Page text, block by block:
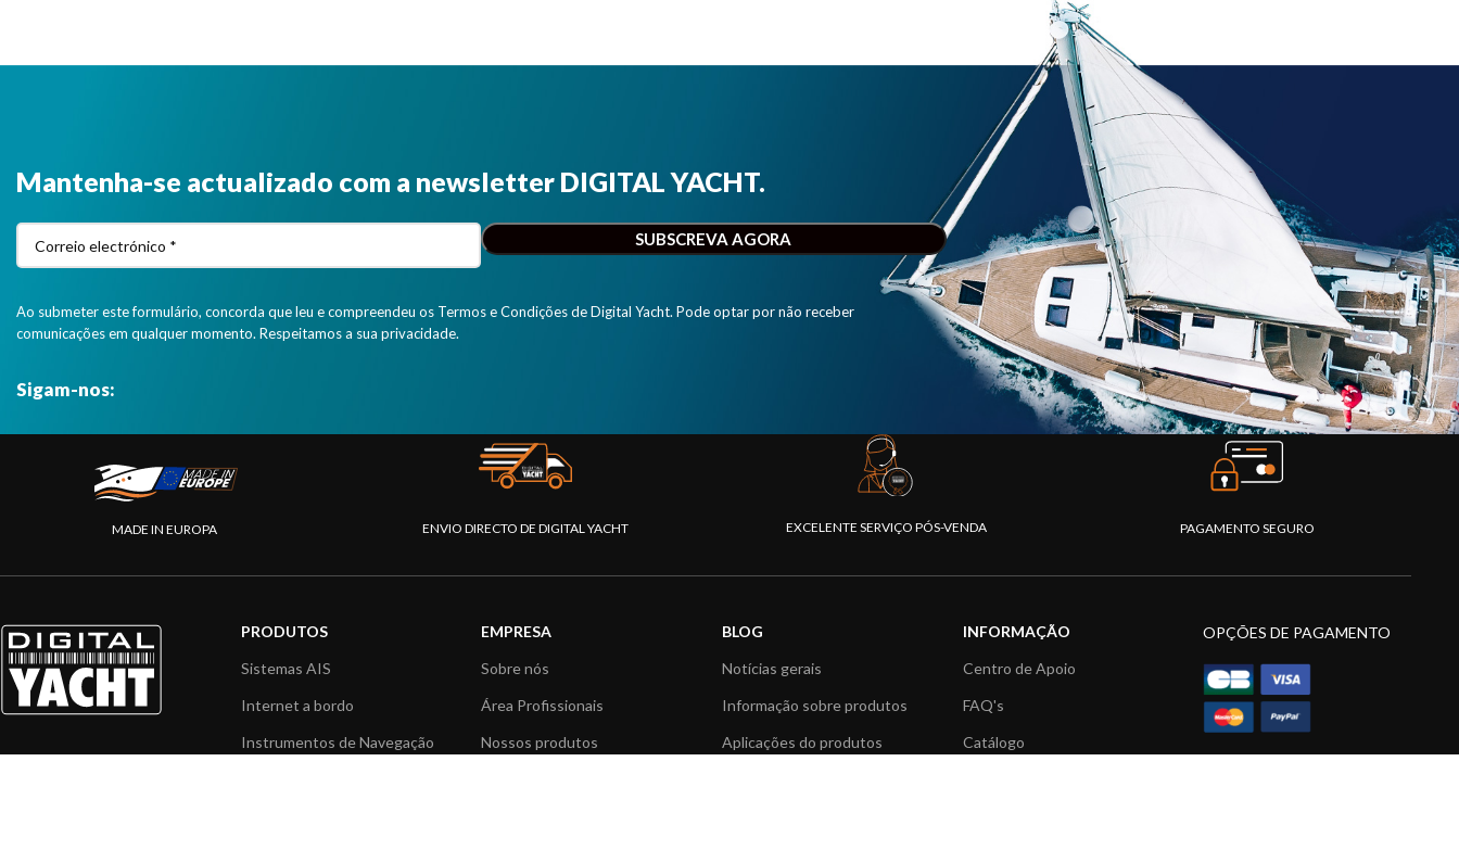
Mantenha-se actualizado com a newsletter DIGITAL YACHT.
Ao submeter este formulário, concorda que leu e compreendeu os Termos e Condições de Digital Yacht. Pode optar por não receber
comunicações em qualquer momento. Respeitamos a sua privacidade.
Sigam-nos:
MADE IN EUROPA ENVIO DIRECTO DE DIGITAL YACHT EXCELENTE SERVIÇO PÓS-VENDA PAGAMENTO SEGURO
PRODUTOS
Sistemas AIS
Internet a bordo
Instrumentos de Navegação
EMPRESA
Sobre nós
Área Profissionais
Nossos produtos
BLOG
Notícias gerais
Informação sobre produtos
Aplicações do produtos
INFORMAÇÃO
Centro de Apoio
FAQ's
Catálogo
OPÇÕES DE PAGAMENTO